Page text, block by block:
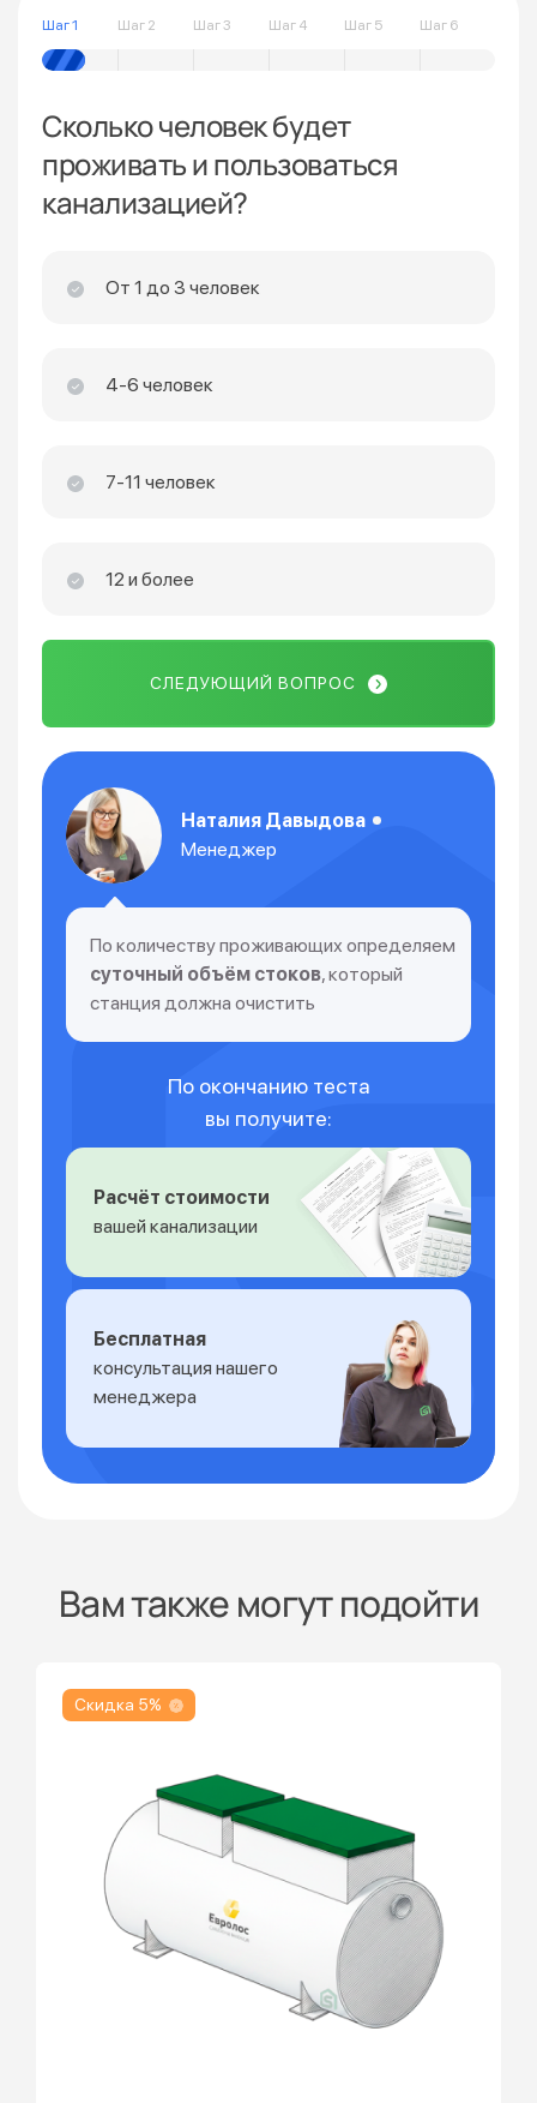
Шаг 1 Шаг 2 Шаг 3 Шаг 4 Шаг 5 Шаг 6
Сколько человек будет
проживать и пользоваться
канализацией?
От 1 до 3 человек
4-6 человек
7-11 человек
12 и более
СЛЕДУЮЩИЙ ВОПРОС
Наталия Давыдова
Менеджер
По количеству проживающих определяем
суточный объём стоков, который
станция должна очистить
По окончанию теста
вы получите:
Расчёт стоимости
вашей канализации
Бесплатная
консультация нашего
менеджера
Вам также могут подойти
Скидка 5%